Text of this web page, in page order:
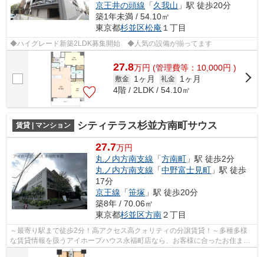
京王井の頭線 「久我山 」駅 徒歩20分
築1年未満 / 54.10㎡
東京都杉並区松庵 １丁目
◆ハイグレード新築2LDK募集開始 ◆人気の設備が揃ってます
27.8万円 (管理費等：10,000円 )
敷金 1ヶ月 礼金
1ヶ月
4階 / 2LDK / 54.10㎡
賃貸 | マンション シティテラス杉並方南町サウス
27.7万円
丸ノ内方南支線 「方南町 」駅 徒歩2分
丸ノ内方南支線 「中野富士見町 」駅 徒歩
17分
京王線 「笹塚 」駅 徒歩20分
築8年 / 70.06㎡
東京都杉並区方南２丁目
～最寄り駅まで徒歩2分！高アクセス高クォリティの分譲賃貸！～多種多様
な賃貸情報を扱うアイホープハウス永福町店なら、お客様に合ったお住まい
がきっと見つかります。お電話03-3327-...